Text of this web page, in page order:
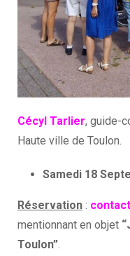
Cécyl Tarlier, guide-
Haute ville de Toulon.
Samedi 18
Réservation :
mentionnant en objet
Toulon”.